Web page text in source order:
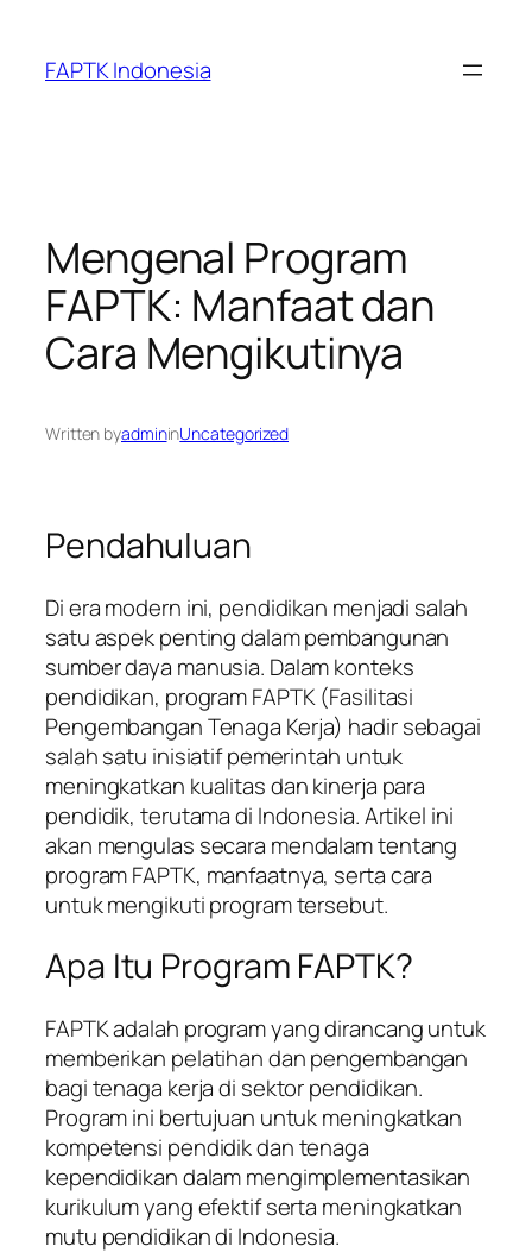
content
FAPTK Indonesia
Mengenal Program
FAPTK: Manfaat dan
Cara Mengikutinya
Written byadmininUncategorized
Pendahuluan
Di era modern ini, pendidikan menjadi salah
satu aspek penting dalam pembangunan
sumber daya manusia. Dalam konteks
pendidikan, program FAPTK (Fasilitasi
Pengembangan Tenaga Kerja) hadir sebagai
salah satu inisiatif pemerintah untuk
meningkatkan kualitas dan kinerja para
pendidik, terutama di Indonesia. Artikel ini
akan mengulas secara mendalam tentang
program FAPTK, manfaatnya, serta cara
untuk mengikuti program tersebut.
Apa Itu Program FAPTK?
FAPTK adalah program yang dirancang untuk
memberikan pelatihan dan pengembangan
bagi tenaga kerja di sektor pendidikan.
Program ini bertujuan untuk meningkatkan
kompetensi pendidik dan tenaga
kependidikan dalam mengimplementasikan
kurikulum yang efektif serta meningkatkan
mutu pendidikan di Indonesia.